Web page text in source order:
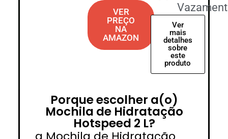
VER
PREÇO
NA
AMAZON
Ver
mais
detalhes
sobre
este
produto
Porque escolher a(o)
Mochila de Hidratação
Hotspeed 2 L?